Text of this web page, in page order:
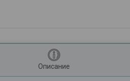
Описание